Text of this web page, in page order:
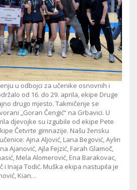
u odbojci za učenike osnovnih i
od 16. do 29. aprila, ekipe Druge
drugo mjesto. Takmičenje se
„Goran Čengić“ na Grbavici. U
djevojke su izgubile od ekipe Pete
Četvrte gimnazije. Našu žensku
Ajna Aljović, Lana Begović, Aylin
Ajanović, Ajla Fejzić, Farah Glamoč,
Mela Alomerović, Ena Barakovac,
i Inaja Todić. Muška ekipa nastupila je
Kian…